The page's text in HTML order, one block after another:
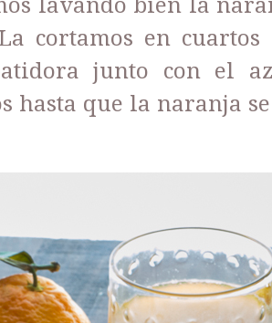
lavando bien la
cortamos en
junto con el
hasta que la naranja